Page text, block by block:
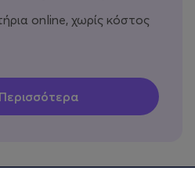
online, χωρίς κόστος